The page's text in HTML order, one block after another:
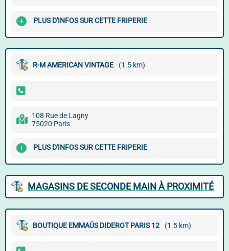
PLUS D'INFOS SUR CETTE FRIPERIE
R-M AMERICAN VINTAGE (1.5 km)
108 Rue de Lagny
75020 Paris
PLUS D'INFOS SUR CETTE FRIPERIE
MAGASINS DE SECONDE MAIN À PROXIMITÉ
BOUTIQUE EMMAÜS DIDEROT PARIS 12 (1.5 km)